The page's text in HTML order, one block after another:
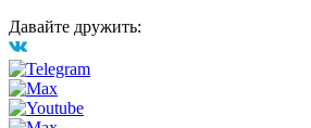
Давайте дружить: